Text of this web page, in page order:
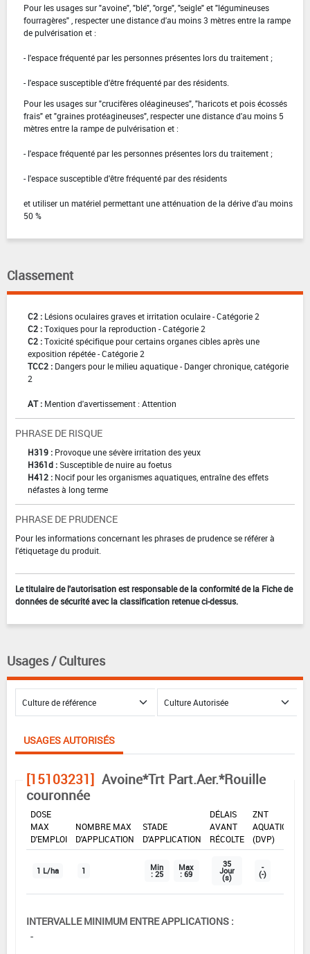
Pour les usages sur "avoine", "blé", "orge", "seigle" et "légumineuses
fourragères" , respecter une distance d'au moins 3 mètres entre la rampe
de pulvérisation et :
- l'espace fréquenté par les personnes présentes lors du traitement ;
- l'espace susceptible d'être fréquenté par des résidents.
Pour les usages sur "crucifères oléagineuses", "haricots et pois écossés
frais" et "graines protéagineuses", respecter une distance d'au moins 5
mètres entre la rampe de pulvérisation et :
- l'espace fréquenté par les personnes présentes lors du traitement ;
- l'espace susceptible d'être fréquenté par des résidents
et utiliser un matériel permettant une atténuation de la dérive d'au moins
50 %
Classement
C2 : Lésions oculaires graves et irritation oculaire - Catégorie 2
C2 :Toxiques pour la reproduction - Catégorie 2
C2 :Toxicité spécifique pour certains organes cibles après une
exposition répétée - Catégorie 2
TCC2 : Dangers pour le milieu aquatique - Danger chronique, catégorie
2
AT : Mention d'avertissement : Attention
PHRASE DE RISQUE
H319 : Provoque une sévère irritation des yeux
H361d :Susceptible de nuire au foetus
H412 : Nocif pour les organismes aquatiques, entraîne des effets
néfastes à long terme
PHRASE DE PRUDENCE
Pour les informations concernant les phrases de prudence se référer à
l'étiquetage du produit.
Le titulaire de l'autorisation est responsable de la conformité de la Fiche de
données de sécurité avec la classification retenue ci-dessus.
Usages / Cultures
USAGES AUTORISÉS
[15103231] Avoine*Trt Part.Aer.*Rouille
couronnée
DOSE
MAX
D'EMPLOI
NOMBRE MAX
D'APPLICATION
STADE
D'APPLICATION
DÉLAIS
AVANT
RÉCOLTE
ZNT
AQUATIQUE
(DVP)
1 L/ha 1 Min
: 25
Max
: 69
35
Jour
(s)
-
(-)
INTERVALLE MINIMUM ENTRE APPLICATIONS :
-